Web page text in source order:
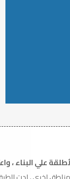
علي البناء ،